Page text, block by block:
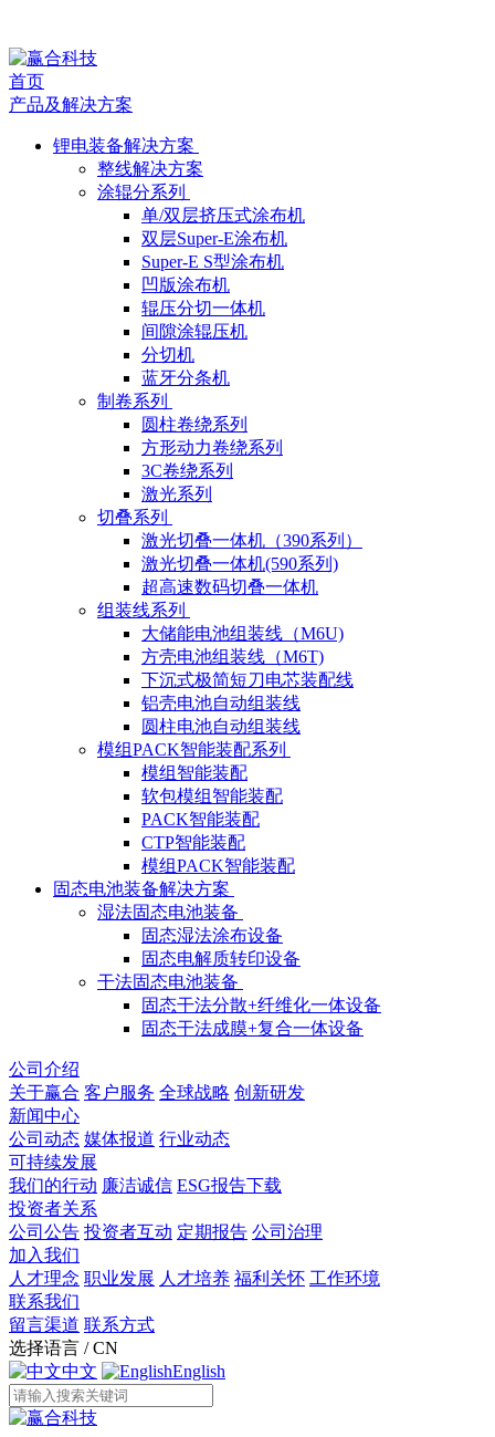
媒
体
报
首页
产品及解决方案
锂电装备解决方案
整线解决方案
涂辊分系列
单/双层挤压式涂布机
双层Super-E涂布机
Super-E S型涂布机
凹版涂布机
辊压分切一体机
间隙涂辊压机
分切机
蓝牙分条机
制卷系列
圆柱卷绕系列
方形动力卷绕系列
3C卷绕系列
激光系列
切叠系列
激光切叠一体机（390系列）
激光切叠一体机(590系列)
超高速数码切叠一体机
组装线系列
大储能电池组装线（M6U)
方壳电池组装线（M6T)
下沉式极简短刀电芯装配线
铝壳电池自动组装线
圆柱电池自动组装线
模组PACK智能装配系列
模组智能装配
软包模组智能装配
PACK智能装配
CTP智能装配
模组PACK智能装配
固态电池装备解决方案
湿法固态电池装备
固态湿法涂布设备
固态电解质转印设备
干法固态电池装备
固态干法分散+纤维化一体设备
固态干法成膜+复合一体设备
公司介绍
关于赢合 客户服务 全球战略 创新研发
新闻中心
公司动态 媒体报道 行业动态
可持续发展
我们的行动 廉洁诚信 ESG报告下载
投资者关系
公司公告 投资者互动 定期报告 公司治理
加入我们
人才理念 职业发展 人才培养 福利关怀 工作环境
联系我们
留言渠道 联系方式
选择语言 / CN
中文
English